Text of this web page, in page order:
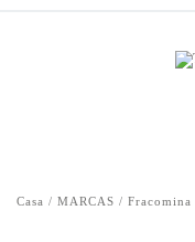
Casa / MARCAS / Fracomina